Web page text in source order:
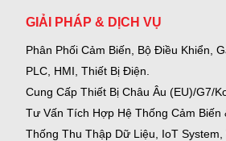
GIẢI PHÁP & DỊCH VỤ
Phân Phối Cảm Biến, Bộ Điều Khiển,
PLC, HMI, Thiết Bị Điện.
Cung Cấp Thiết Bị Châu Âu (EU)/G7/
Tư Vấn Tích Hợp Hệ Thống Cảm Biến
Thống Thu Thập Dữ Liệu, IoT System,